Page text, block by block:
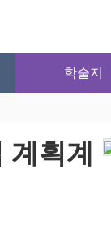
학술지
획계